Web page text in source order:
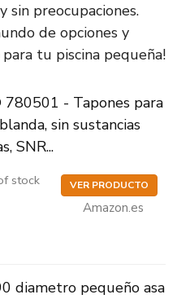
sin preocupaciones.
de opciones y
tu piscina pequeña!
- Tapones para
sin sustancias
SNR...
stock VER PRODUCTO
Amazon.es
diametro pequeño asa